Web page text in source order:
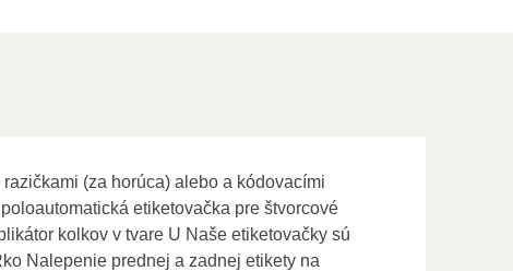
(za horúca) alebo a kódovacími
etiketovačka pre štvorcové
kolkov v tvare U Naše etiketovačky sú
Nalepenie prednej a zadnej etikety na